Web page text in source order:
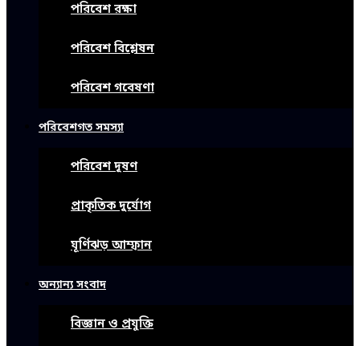
পরিবেশ রক্ষা
পরিবেশ বিশ্লেষন
পরিবেশ গবেষণা
পরিবেশগত সমস্যা
পরিবেশ দূষণ
প্রাকৃতিক দুর্যোগ
ঘূর্ণিঝড় আম্ফান
অন্যান্য সংবাদ
বিজ্ঞান ও প্রযুক্তি